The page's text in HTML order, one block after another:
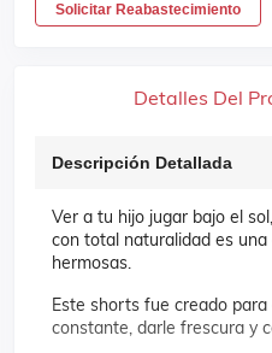
Solicitar Reabastecimiento
Detalles Del
Descripción Detallada
Ver a tu hijo jugar bajo el
con total naturalidad es una
hermosas.
Este shorts fue creado
constante, darle frescura y